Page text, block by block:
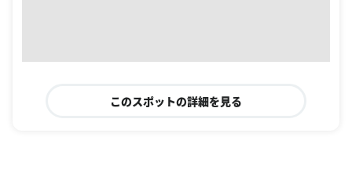
このスポットの詳細を見る